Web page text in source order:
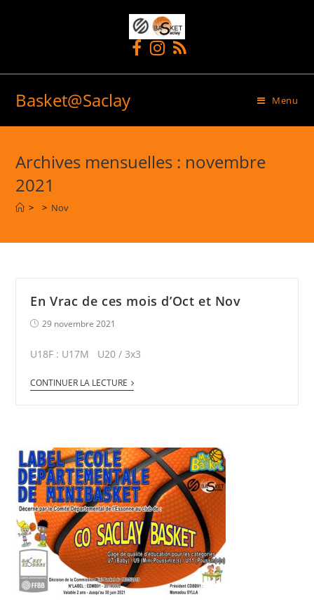
Basket@Saclay Menu
Archives mensuelles : novembre
2021
> > Nov
En Vrac de ces mois d’Oct et Nov
29 novembre 2021
U18F : U17M U20 / 3x3
CONTINUER LA LECTURE